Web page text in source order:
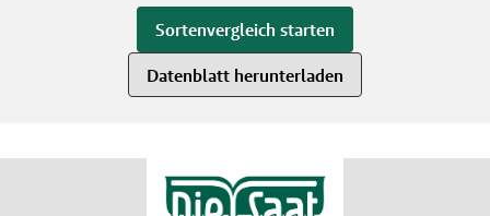
Sortenvergleich starten
Datenblatt herunterladen